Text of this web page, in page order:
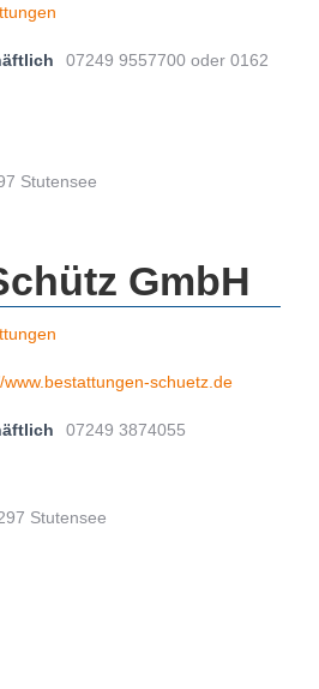
07249 9557700 oder 0162
Stutensee
GmbH
www.bestattungen-schuetz.de
07249 3874055
Stutensee